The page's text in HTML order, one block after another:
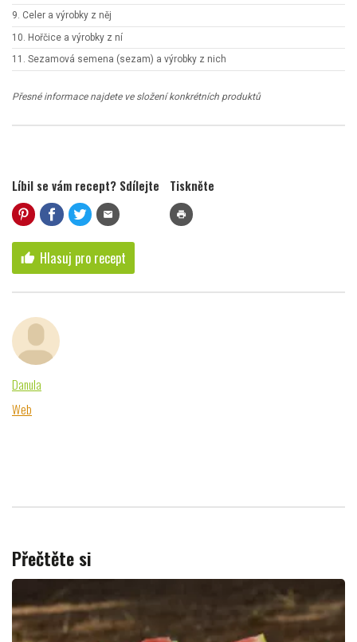
9. Celer a výrobky z něj
10. Hořčice a výrobky z ní
11. Sezamová semena (sezam) a výrobky z nich
Přesné informace najdete ve složení konkrétních produktů
Líbil se vám recept? Sdílejte
mail
Tiskněte
print
thumb_up Hlasuj pro recept
Danula
Web
Přečtěte si